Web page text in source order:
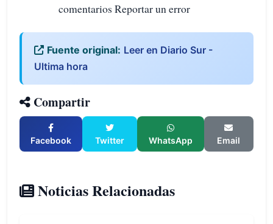
comentarios Reportar un error
Fuente original: Leer en Diario Sur -
Ultima hora
Compartir
Facebook Twitter WhatsApp Email
Noticias Relacionadas